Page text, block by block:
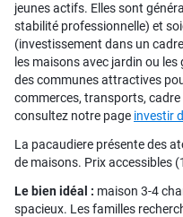
jeunes actifs. Elles sont
stabilité professionnelle) et
(investissement dans un
les maisons avec jardin ou
des communes attractives
commerces, transports, cadre
consultez notre page investir
La pacaudiere présente des
de maisons. Prix accessibles
Le bien idéal : maison 3-4
spacieux. Les familles